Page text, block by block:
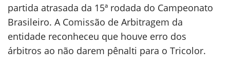
partida atrasada da 15ª rodada do Campeonato
Brasileiro. A Comissão de Arbitragem da
entidade reconheceu que houve erro dos
árbitros ao não darem pênalti para o Tricolor.